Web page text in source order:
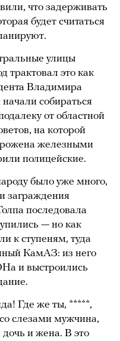
что задерживать
будет считаться
улицы
трактовал это как
Владимира
собираться
от областной
на которой
железными
полицейские.
было уже много,
заграждения
последовала
— но как
к ступеням, туда
КамАЗ: из него
и выстроились
Где же ты, *****,
слезами мужчина,
дочь и жена. В это